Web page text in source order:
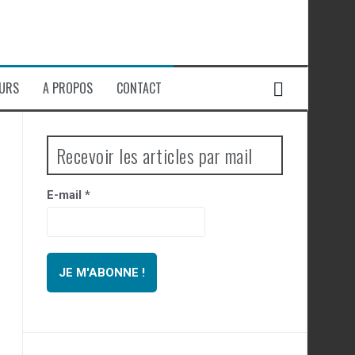
A PROPOS CONTACT
Recevoir les articles par mail
E-mail *